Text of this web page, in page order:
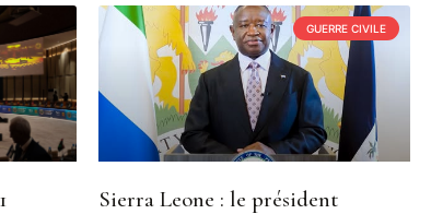
GUERRE CIVILE
Sierra Leone : le président